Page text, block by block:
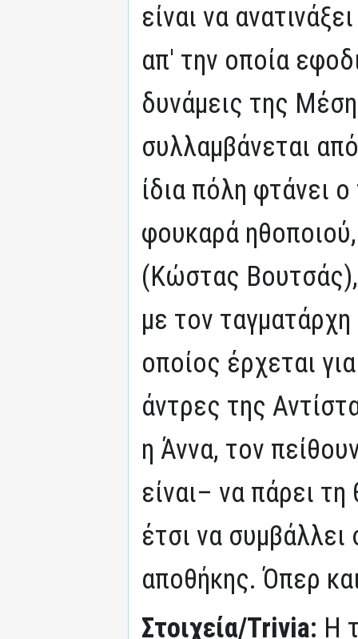
είναι να
απ' την οποία
δυνάμεις της
συλλαμβάνεται
ίδια πόλη φτάνει
φουκαρά
(Κώστας Βουτσάς),
με τον
οποίος έρχεται
άντρες της
η Άννα, τον
είναι– να πάρει
έτσι να συμβάλλει
αποθήκης. Όπερ
Στοιχεία/Trivia: Η